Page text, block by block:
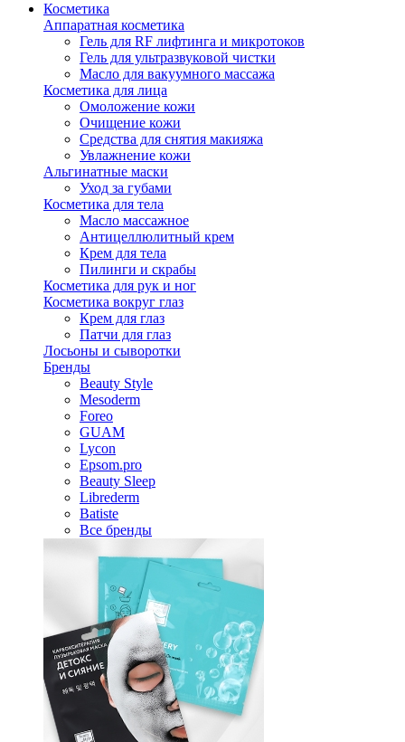
Косметика
Аппаратная косметика
Гель для RF лифтинга и микротоков
Гель для ультразвуковой чистки
Масло для вакуумного массажа
Косметика для лица
Омоложение кожи
Очищение кожи
Средства для снятия макияжа
Увлажнение кожи
Альгинатные маски
Уход за губами
Косметика для тела
Масло массажное
Антицеллюлитный крем
Крем для тела
Пилинги и скрабы
Косметика для рук и ног
Косметика вокруг глаз
Крем для глаз
Патчи для глаз
Лосьоны и сыворотки
Бренды
Beauty Style
Mesoderm
Foreo
GUAM
Lycon
Epsom.pro
Beauty Sleep
Librederm
Batiste
Все бренды